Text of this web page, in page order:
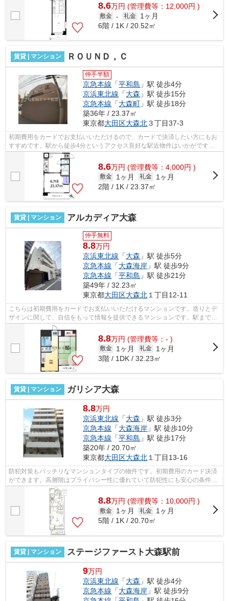
8.6万円 (管理費等：12,000円 )
敷金 - 礼金
1ヶ月
6階 / 1K / 20.52㎡
賃貸 | マンション ＲＯＵＮＤ，Ｃ
仲手半額
京急本線 「平和島 」駅 徒歩4分
京浜東北線 「大森 」駅 徒歩15分
京急本線 「大森町 」駅 徒歩18分
築36年 / 23.37㎡
東京都大田区大森北３丁目37-3
初期費用をカードでお支払いいただけるので、カードで決済したい方にもお
すすめです。駅から徒歩4分というアクセス良好な駅近物件はいかがです
か。こちらの物件はマンションです。場所...
8.6万円 (管理費等：4,000円 )
敷金 1ヶ月 礼金
1ヶ月
2階 / 1K / 23.37㎡
賃貸 | マンション アルカディア大森
仲手無料
8.8万円
京浜東北線 「大森 」駅 徒歩5分
京急本線 「大森海岸 」駅 徒歩9分
京急本線 「平和島 」駅 徒歩21分
築49年 / 32.23㎡
東京都大田区大森北 １丁目12-11
こちらは初期費用をカードでお支払いいただけるマンションです。造りとデ
ザインに関して、自信をもって情報を提供できるマンションです。駅まで平
坦な場所で移動もラクな物件です。徒...
8.8万円 (管理費等：- )
敷金 1ヶ月 礼金
1ヶ月
3階 / 1DK / 32.23㎡
賃貸 | マンション ガリシア大森
8.8万円
京浜東北線 「大森 」駅 徒歩3分
京急本線 「大森海岸 」駅 徒歩10分
京急本線 「平和島 」駅 徒歩17分
築20年 / 20.70㎡
東京都大田区大森北 １丁目13-16
防犯対策もバッチリなマンションタイプの物件です。初期費用のカード決済
ができます。高層階はプライバシー性に優れていて防犯性にも安心の条件で
す。場所が平坦なのは、ランニングを...
8.8万円 (管理費等：10,000円 )
敷金 1ヶ月 礼金
1ヶ月
5階 / 1K / 20.70㎡
賃貸 | マンション ステージファースト大森駅前
9万円
京浜東北線 「大森 」駅 徒歩4分
京急本線 「大森海岸 」駅 徒歩9分